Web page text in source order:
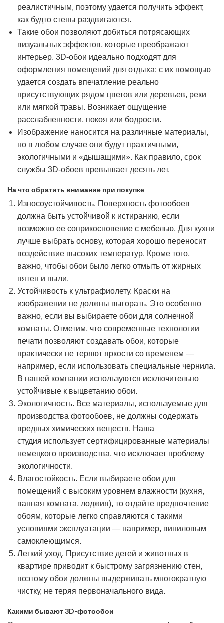
реалистичным, поэтому удается получить эффект,
как будто стены раздвигаются.
Такие обои позволяют добиться потрясающих
визуальных эффектов, которые преображают
интерьер. 3D-обои идеально подходят для
оформления помещений для отдыха: с их помощью
удается создать впечатление реально
присутствующих рядом цветов или деревьев, реки
или мягкой травы. Возникает ощущение
расслабленности, покоя или бодрости.
Изображение наносится на различные материалы,
но в любом случае они будут практичными,
экологичными и «дышащими». Как правило, срок
службы 3D-обоев превышает десять лет.
На что обратить внимание при покупке
Износоустойчивость. Поверхность фотообоев
должна быть устойчивой к истиранию, если
возможно ее соприкосновение с мебелью. Для кухни
лучше выбрать основу, которая хорошо переносит
воздействие высоких температур. Кроме того,
важно, чтобы обои было легко отмыть от жирных
пятен и пыли.
Устойчивость к ультрафиолету. Краски на
изображении не должны выгорать. Это особенно
важно, если вы выбираете обои для солнечной
комнаты. Отметим, что современные технологии
печати позволяют создавать обои, которые
практически не теряют яркости со временем —
например, если использовать специальные чернила.
В нашей компании используются исключительно
устойчивые к выцветанию обои.
Экологичность. Все материалы, используемые для
производства фотообоев, не должны содержать
вредных химических веществ. Наша
студия использует сертифицированные материалы
немецкого производства, что исключает проблему
экологичности.
Влагостойкость. Если выбираете обои для
помещений с высоким уровнем влажности (кухня,
ванная комната, лоджия), то отдайте предпочтение
обоям, которые легко справляются с такими
условиями эксплуатации — например, виниловым
самоклеющимся.
Легкий уход. Присутствие детей и животных в
квартире приводит к быстрому загрязнению стен,
поэтому обои должны выдерживать многократную
чистку, не теряя первоначального вида.
Какими бывают 3D-фотообои